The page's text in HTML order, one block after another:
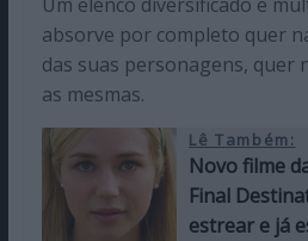
absorve por completo quer
das suas personagens, quer
as mesmas.
Lê Também:
Novo filme
Final
estrear e já